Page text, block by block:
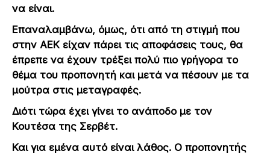
να είναι.
Επαναλαμβάνω, όμως, ότι από τη στιγμή που
στην ΑΕΚ είχαν πάρει τις αποφάσεις τους, θα
έπρεπε να έχουν τρέξει πολύ πιο γρήγορα το
θέμα του προπονητή και μετά να πέσουν με τα
μούτρα στις μεταγραφές.
Διότι τώρα έχει γίνει το ανάποδο με τον
Κουτέσα της Σερβέτ.
Και για εμένα αυτό είναι λάθος. Ο προπονητής